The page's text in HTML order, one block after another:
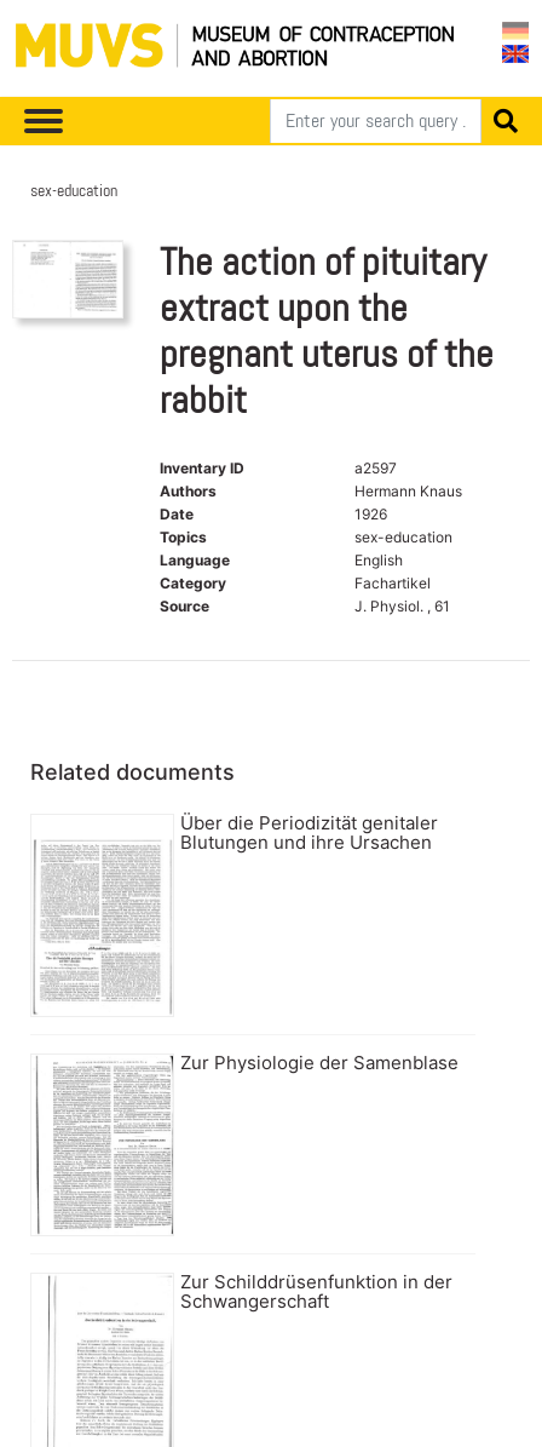
sex-education
The action of pituitary
extract upon the
pregnant uterus of the
rabbit
Inventary ID
a2597
Authors
Hermann Knaus
Date
1926
Topics
sex-education
Language
English
Category
Fachartikel
Source
J. Physiol. , 61
Related documents
Über die Periodizität genitaler
Blutungen und ihre Ursachen
Zur Physiologie der Samenblase
Zur Schilddrüsenfunktion in der
Schwangerschaft